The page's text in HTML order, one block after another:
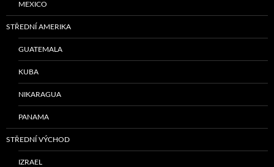
MEXICO
STŘEDNÍ AMERIKA
GUATEMALA
KUBA
NIKARAGUA
PANAMA
STŘEDNÍ VÝCHOD
IZRAEL